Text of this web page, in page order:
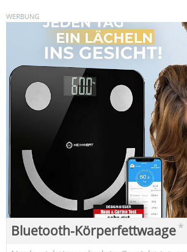
Bluetooth-Körperfettwaage*